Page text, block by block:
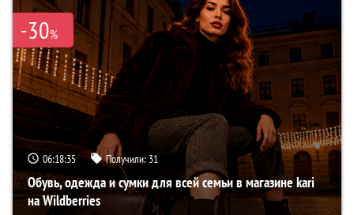
-30%
06:18:33 Получили: 31
Обувь, одежда и сумки для всей семьи в магазине kari
на Wildberries